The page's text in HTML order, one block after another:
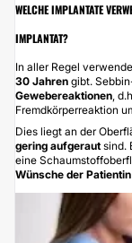
WELCHE IMPLANTATE
MPLANTAT?
In aller Regel
30 Jahren gibt.
Gewebereaktionen ,
Fremdkörperreaktion
Dies liegt an der
gering aufgeraut sind.
eine
Wünsche der